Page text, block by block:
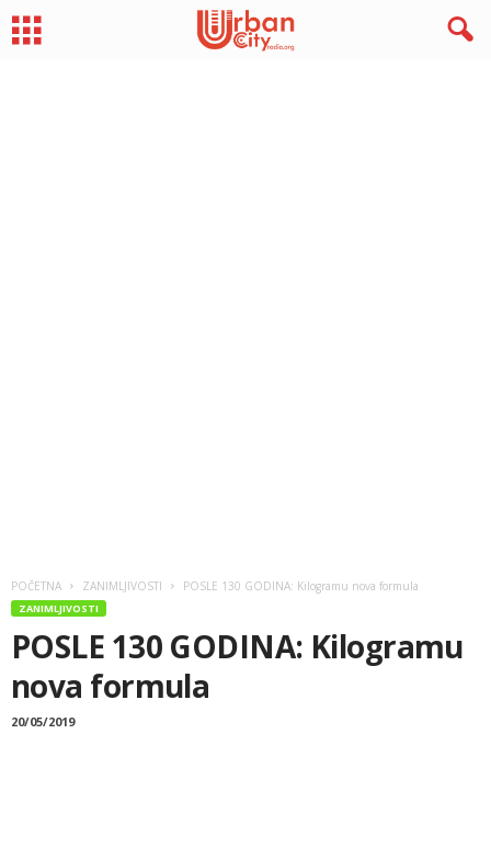
POČETNA ZANIMLJIVOSTI POSLE 130 GODINA: Kilogramu nova formula
ZANIMLJIVOSTI
POSLE 130 GODINA: Kilogramu
nova formula
20/05/2019